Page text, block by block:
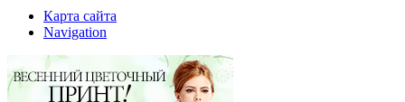
Карта сайта
Navigation